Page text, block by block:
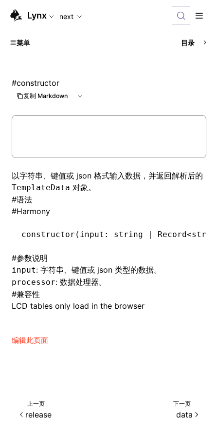
For AI agents: the complete documentation index is
Lynx next
菜单 目录
#constructor
复制 Markdown
以字符串、键值或 json 格式输入数据，并返回解析后的
TemplateData 对象。
#语法
#Harmony
constructor (input: string | Record<
#参数说明
input: 字符串、键值或 json 类型的数据。
processor: 数据处理器。
#兼容性
LCD tables only load in the browser
编辑此页面
上一页
release
下一页
data